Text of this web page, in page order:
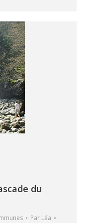
du
Par Léa